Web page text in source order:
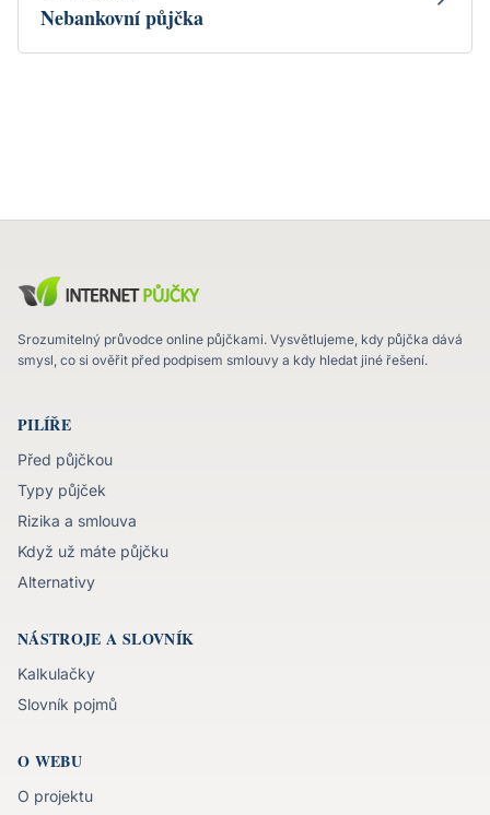
Nebankovní půjčka
Srozumitelný průvodce online půjčkami. Vysvětlujeme, kdy půjčka dává
smysl, co si ověřit před podpisem smlouvy a kdy hledat jiné řešení.
PILÍŘE
Před půjčkou
Typy půjček
Rizika a smlouva
Když už máte půjčku
Alternativy
NÁSTROJE A SLOVNÍK
Kalkulačky
Slovník pojmů
O WEBU
O projektu